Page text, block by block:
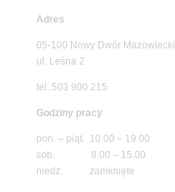
Adres
05-100 Nowy Dwór Mazowiecki
ul. Leśna 2
tel. 503 900 215
Godziny pracy
pon. – piąt. 10.00 – 19.00
sob. 8.00 – 15.00
niedz. zamknięte